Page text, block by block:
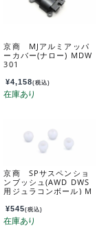
京商 MJアルミアッパ
ーカバー(ナロー) MDW
301
¥4,158(税込)
京商 SPサスペンショ
ンブッシュ(AWD DWS
用ジュラコンボール) M
¥545(税込)